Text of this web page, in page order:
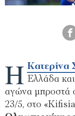
Η Κατερίνα
Ελλάδα και
αγώνα μπροστά
23/5, στο